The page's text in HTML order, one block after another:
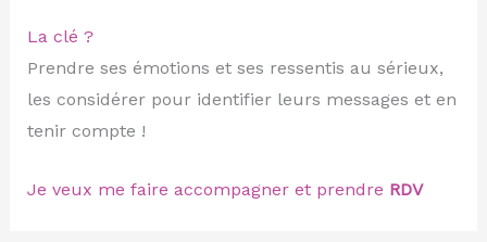
La clé ?
Prendre ses émotions et ses ressentis au sérieux,
les considérer pour identifier leurs messages et en
tenir compte !
Je veux me faire accompagner et prendre RDV